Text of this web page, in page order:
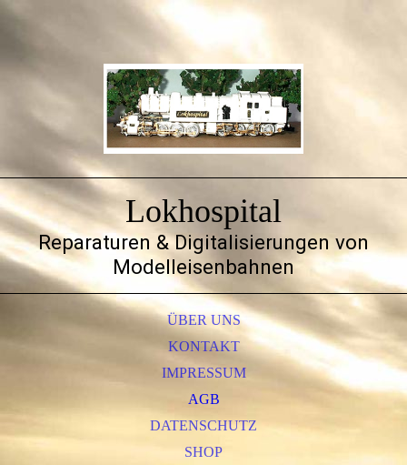
Lokhospital
Reparaturen & Digitalisierungen von
Modelleisenbahnen
ÜBER UNS
KONTAKT
IMPRESSUM
AGB
DATENSCHUTZ
SHOP